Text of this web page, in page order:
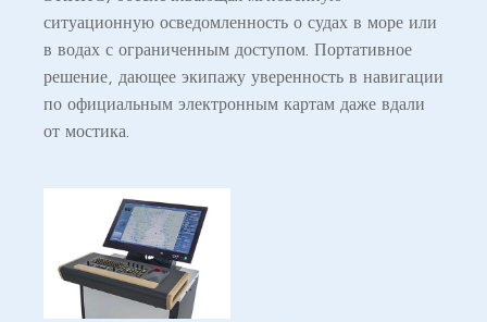
ситуационную осведомленность о судах в море или
в водах с ограниченным доступом. Портативное
решение, дающее экипажу уверенность в навигации
по официальным электронным картам даже вдали
от мостика.